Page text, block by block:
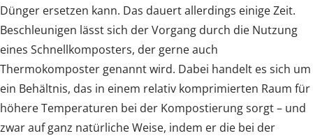
Dünger ersetzen kann. Das dauert allerdings einige Zeit.
Beschleunigen lässt sich der Vorgang durch die Nutzung
eines Schnellkomposters, der gerne auch
Thermokomposter genannt wird. Dabei handelt es sich um
ein Behältnis, das in einem relativ komprimierten Raum für
höhere Temperaturen bei der Kompostierung sorgt – und
zwar auf ganz natürliche Weise, indem er die bei der